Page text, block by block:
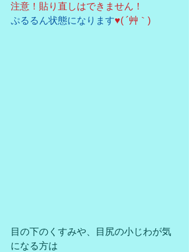
注意！貼り直しはできません！
ぷるるん状態になります♥( ´艸｀)
目の下のくすみや、目尻の小じわが気
になる方は